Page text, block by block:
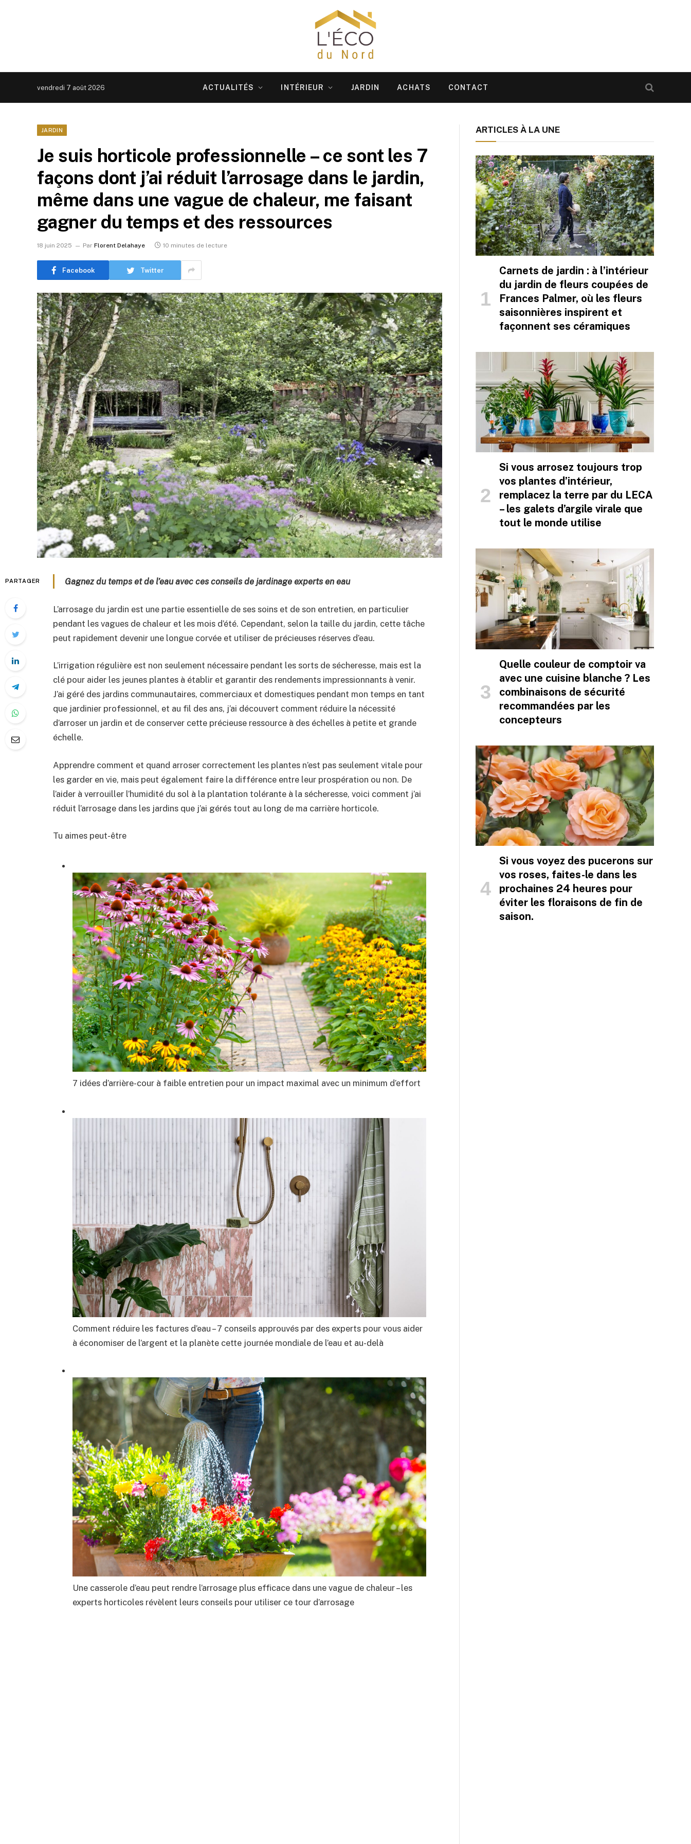
vendredi 7 août 2026 ACTUALITÉS INTÉRIEUR JARDIN ACHATS CONTACT
JARDIN
Je suis horticole professionnelle – ce sont les 7
façons dont j’ai réduit l’arrosage dans le jardin,
même dans une vague de chaleur, me faisant
gagner du temps et des ressources
18 juin 2025 Par Florent Delahaye 10 minutes de lecture
Facebook Twitter
PARTAGER Gagnez du temps et de l’eau avec ces conseils de jardinage experts en eau
L’arrosage du jardin est une partie essentielle de ses soins et de son entretien, en particulier
pendant les vagues de chaleur et les mois d’été. Cependant, selon la taille du jardin, cette tâche
peut rapidement devenir une longue corvée et utiliser de précieuses réserves d’eau.
L’irrigation régulière est non seulement nécessaire pendant les sorts de sécheresse, mais est la
clé pour aider les jeunes plantes à établir et garantir des rendements impressionnants à venir.
J’ai géré des jardins communautaires, commerciaux et domestiques pendant mon temps en tant
que jardinier professionnel, et au fil des ans, j’ai découvert comment réduire la nécessité
d’arroser un jardin et de conserver cette précieuse ressource à des échelles à petite et grande
échelle.
Apprendre comment et quand arroser correctement les plantes n’est pas seulement vitale pour
les garder en vie, mais peut également faire la différence entre leur prospération ou non. De
l’aider à verrouiller l’humidité du sol à la plantation tolérante à la sécheresse, voici comment j’ai
réduit l’arrosage dans les jardins que j’ai gérés tout au long de ma carrière horticole.
Tu aimes peut-être
7 idées d’arrière-cour à faible entretien pour un impact maximal avec un minimum d’effort
Comment réduire les factures d’eau – 7 conseils approuvés par des experts pour vous aider
à économiser de l’argent et la planète cette journée mondiale de l’eau et au-delà
Une casserole d’eau peut rendre l’arrosage plus efficace dans une vague de chaleur – les
experts horticoles révèlent leurs conseils pour utiliser ce tour d’arrosage
ARTICLES À LA UNE
Carnets de jardin : à l’intérieur
du jardin de fleurs coupées de
Frances Palmer, où les fleurs
saisonnières inspirent et
façonnent ses céramiques
Si vous arrosez toujours trop
vos plantes d’intérieur,
remplacez la terre par du LECA
– les galets d’argile virale que
tout le monde utilise
Quelle couleur de comptoir va
avec une cuisine blanche ? Les
combinaisons de sécurité
recommandées par les
concepteurs
Si vous voyez des pucerons sur
vos roses, faites-le dans les
prochaines 24 heures pour
éviter les floraisons de fin de
saison.